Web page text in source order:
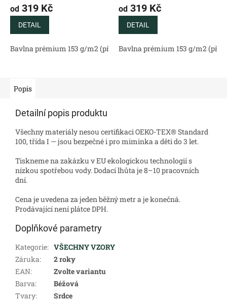
od 319 Kč
DETAIL
Bavlna prémium 153 g/m2 (přírodní) Bavlněný satén 130 g/
od 319 Kč
DETAIL
Bavlna prémium 153 g/m2
Popis
Detailní popis produktu
Všechny materiály nesou certifikaci OEKO-TEX® Standard
100, třída I — jsou bezpečné i pro miminka a děti do 3 let.
Tiskneme na zakázku v EU ekologickou technologií s
nízkou spotřebou vody. Dodací lhůta je 8–10 pracovních
dní.
Cena je uvedena za jeden běžný metr a je konečná.
Prodávající není plátce DPH.
Doplňkové parametry
Kategorie: VŠECHNY VZORY
Záruka:
2 roky
EAN:
Zvolte variantu
Barva:
Béžová
Tvary: Srdce